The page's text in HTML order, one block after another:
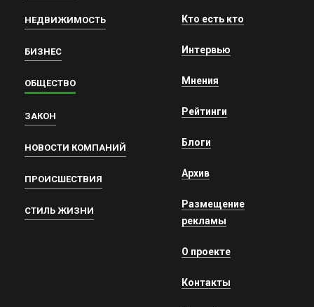
НЕДВИЖИМОСТЬ
БИЗНЕС
ОБЩЕСТВО
ЗАКОН
НОВОСТИ КОМПАНИЙ
ПРОИСШЕСТВИЯ
СТИЛЬ ЖИЗНИ
Кто есть кто
Интервью
Мнения
Рейтинги
Блоги
Архив
Размещение
рекламы
О проекте
Контакты